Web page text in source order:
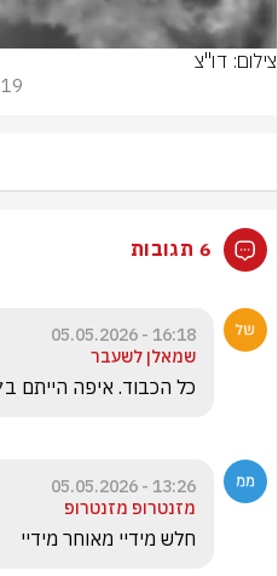
צילום: דו"צ
19
6 תגובות
16:18 - 05.05.2026
שמאלן לשעבר
כל הכבוד. איפה הייתם ב7 באוקטובר??? חבר שואל
13:26 - 05.05.2026
מזנטרופ מזנטרופ
חלש מידיי מאוחר מידיי